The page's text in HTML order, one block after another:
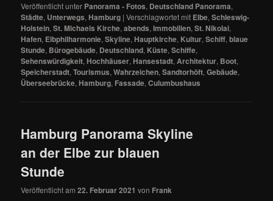
Veröffentlicht unter Panorama - Fotos, Deutschland Panorama,
Städte, Unterwegs, Hamburg |Verschlagwortet mit Elbe,Schleswig-
Holstein,St. Michaels Kirche,abends,Immobilien,St. Nikolai,
Hafen, Elbphilharmonie,Skyline, Hauptkirche, Kultur,Schiff,blaue
Stunde, Bürogebäude, Deutschland, Küste,Schiffe,
Sehenswürdigkeit, Hochhäuser, Hansestadt,Architektur, Boot,
Speicherstadt,Tourismus,Wahrzeichen,Sandtorhöft,Gebäude,
Überseebrücke, Hamburg, Fassade,Culumbushaus
Hamburg Panorama Skyline
an der Elbe zur blauen
Stunde
Veröffentlicht am22. Februar 2021 von Frank